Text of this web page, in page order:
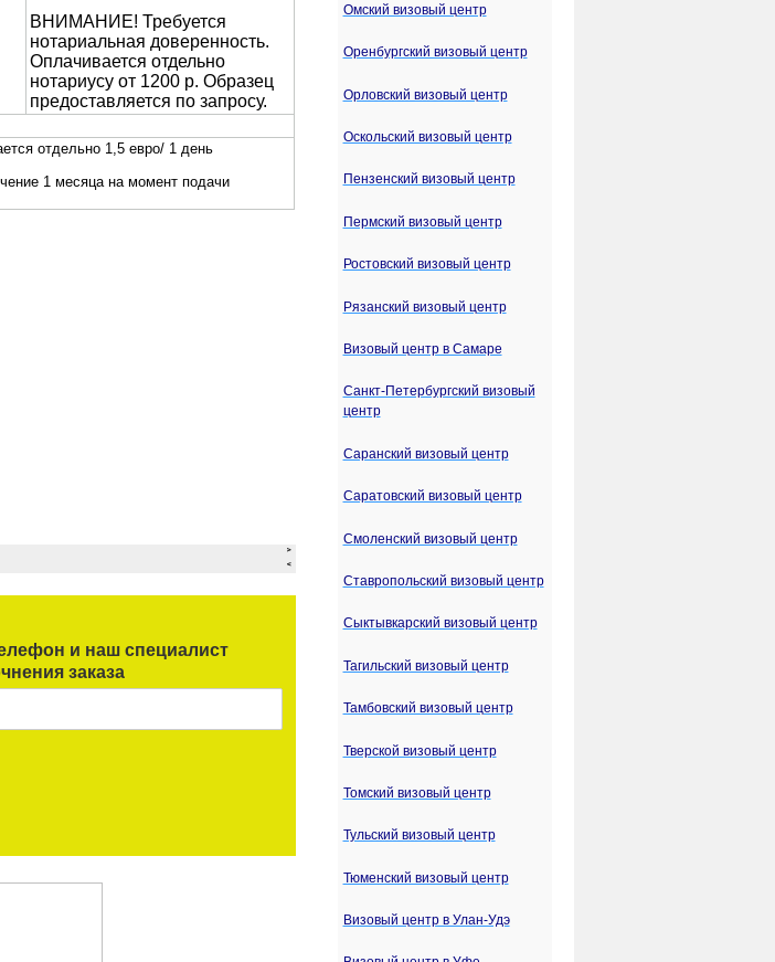
и наш специалист
заказа
Омский визовый центр
Оренбургский визовый центр
Орловский визовый центр
Оскольский визовый центр
Пензенский визовый центр
Пермский визовый центр
Ростовский визовый центр
Рязанский визовый центр
Визовый центр в Самаре
Санкт-Петербургский визовый
центр
Саранский визовый центр
Саратовский визовый центр
Смоленский визовый центр
Ставропольский визовый центр
Сыктывкарский визовый центр
Тагильский визовый центр
Тамбовский визовый центр
Тверской визовый центр
Томский визовый центр
Тульский визовый центр
Тюменский визовый центр
Визовый центр в Улан-Удэ